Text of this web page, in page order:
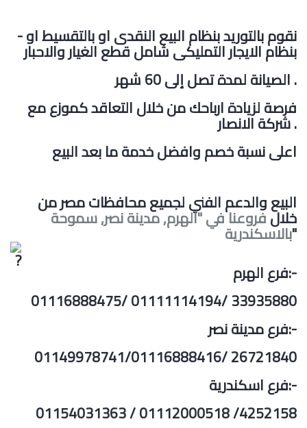
- نقوم بالتوريد بنظام البيع النقدى او بالتقسيط او
بنظام الايجار التمليكى شامل قطع الغيار والاحبار
الصيانة لمدة تصل إلى 60 شهر .
فرصة لزيادة ارباحك من خلال التعاقد كموزع مع
شركة الانصار .
اعلى نسبة خصم وافضل خدمة ما بعد البيع
البيع والدعم الفني لجميع محافظات مصر من
خلالفروعنا في "الهرم, مدينة نصر, سموحة
بالاسكندرية"
فرع الهرم:-
01116888475/ 01111114194/ 33935880
فرع مدينة نصر:-
01149978741/01116888416/ 26721840
فرع اسكندرية:-
01154031363 / 01112000518 /4252158